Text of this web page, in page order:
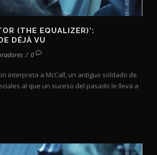
(THE EQUALIZER)’:
DÉJÀ VU
/ 0
interpreta a McCall, un antiguo soldado de
al que un suceso del pasado le lleva a